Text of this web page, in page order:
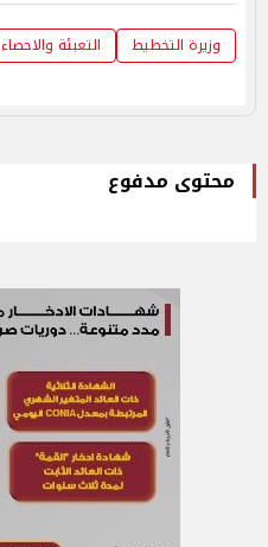
وزيرة التخطيط التعبئة والاحصاء
محتوى مدفوع